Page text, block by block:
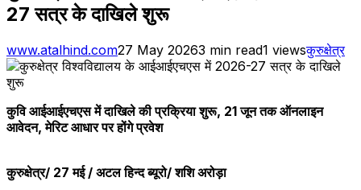
27 सत्र के दाखिले शुरू
www.atalhind.com27 May 20263 min read1 viewsकुरुक्षेत्र
कुवि आईआईएचएस में दाखिले की प्रक्रिया शुरू, 21 जून तक ऑनलाइन
आवेदन, मेरिट आधार पर होंगे प्रवेश
कुरुक्षेत्र/ 27 मई / अटल हिन्द ब्यूरो/ शशि अरोड़ा